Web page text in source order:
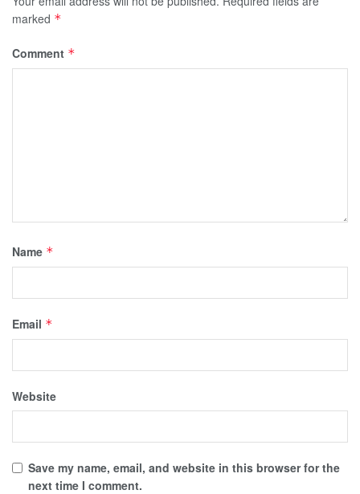
marked *
Comment *
Name *
Email *
Website
Save my name, email, and website in this browser for the
next time I comment.